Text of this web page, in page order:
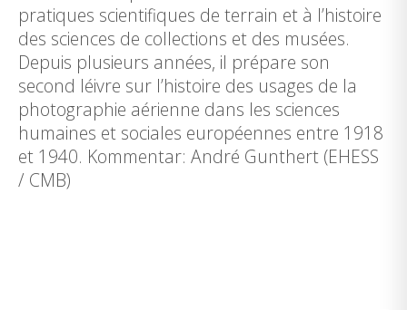
pratiques scientifiques de terrain et à l’histoire
des sciences de collections et des musées.
Depuis plusieurs années, il prépare son
second léivre sur l’histoire des usages de la
photographie aérienne dans les sciences
humaines et sociales européennes entre 1918
et 1940. Kommentar: André Gunthert (EHESS
/ CMB)